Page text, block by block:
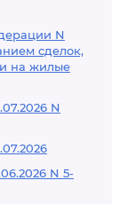
N
сделок,
на жилые
N
N 5-